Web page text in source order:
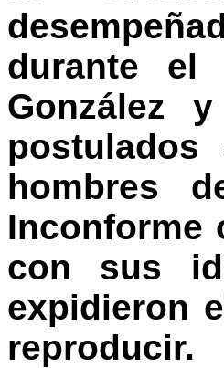
durante el
González
hombres
Inconforme
con sus
expidieron
reproducir.